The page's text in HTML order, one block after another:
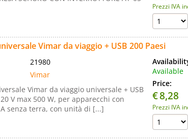
Prezzi IVA
Vimar da viaggio + USB 200 Paesi
21980
Vimar
Vimar da viaggio universale + USB
V max 500 W, per apparecchi con
senza terra, con unità di [...]
Available
Price:
€8,28
Prezzi IVA